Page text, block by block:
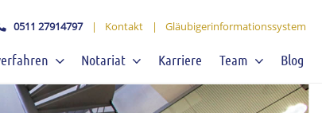
0511 27914797 | Kontakt | Gläubigerinformationssystem
Notariat Karriere Team Blog